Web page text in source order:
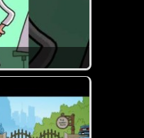
wohl nicht einfach was